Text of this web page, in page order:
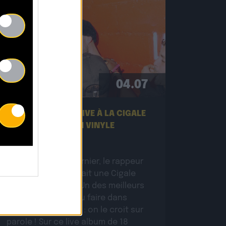
04.07
L’ALBUM DE PEET LIVE À LA CIGALE
EST DISPONIBLE EN VINYLE
Le 23 novembre dernier, le rappeur
belge PEET retournait une Cigale
pleine à craquer. « Un des meilleurs
concerts que j’ai pu faire dans
toute ma carrière » : on le croit sur
parole ! Sur ce live album de 18